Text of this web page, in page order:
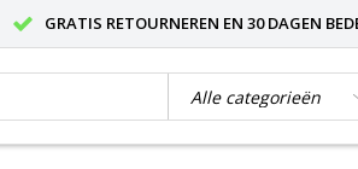
GRATIS RETOURNEREN EN 30 DAGEN